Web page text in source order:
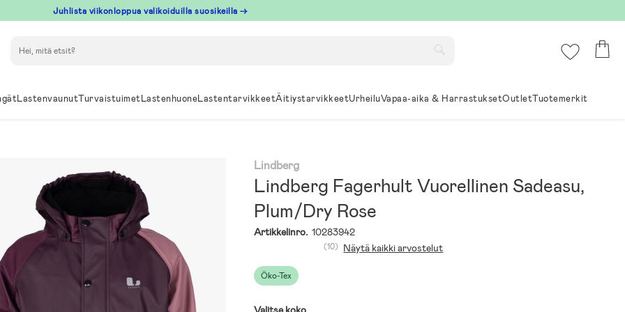
Juhlista viikonloppua valikoiduilla suosikeilla →
LastenvaunutTurvaistuimetLastenhuoneLastentarvikkeetÄitiystarvikkeetUrheiluVapaa-aika & HarrastuksetOutletTuotemerkit
Lindberg
Lindberg Fagerhult Vuorellinen Sadeasu,
Plum/Dry Rose
Artikkelinro. 10283942
Öko-Tex
(10) Näytä kaikki arvostelut